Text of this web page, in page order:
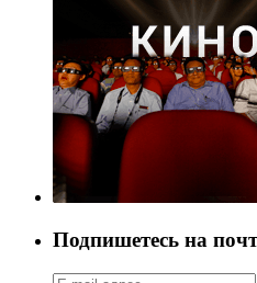
Подпишетесь на